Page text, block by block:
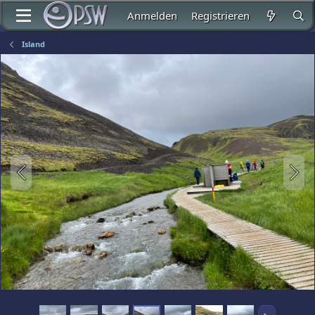
Anmelden Registrieren
Island